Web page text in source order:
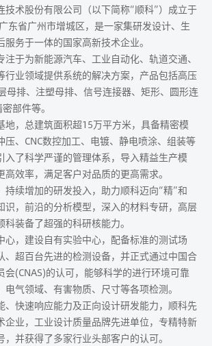
技术股份有限公司（以下简称“顺科”）成立于
东省广州市增城区，是一家集研发设计、生
务于一体的国家高新技术企业。
注于为新能源汽车、工业自动化、轨道交通、
行业领域提供系统的解决方案，产品包括高压
母排、注塑母排、信号连接器、矩形、圆形连
部件等。
地，总建筑面积超15万平方米，具备精密模
压、CNC数控加工、电镀、静电喷涂、组装等
入了科学严谨的管理体系，导入精益生产模
效率，满足客户对品质的更高需求。
持续增加的研发投入，助力顺科迈向“精”和
识，前沿的分析模型，深入的材料专研，高层
装备了超强的科研核能力。
心，建设自有实验中心，配备标准的测试场
、超百台先进的检测设备，并正式通过中国合
会(CNAS)的认可，能够科学的进行环境可靠
气领域、有害物质、尺寸等各项检测。
、快速响应能力及正向设计研发能力，顺科先
企业，工业设计质量品牌先进单位，专精特新
，并获得了多家行业头部客户的认可。